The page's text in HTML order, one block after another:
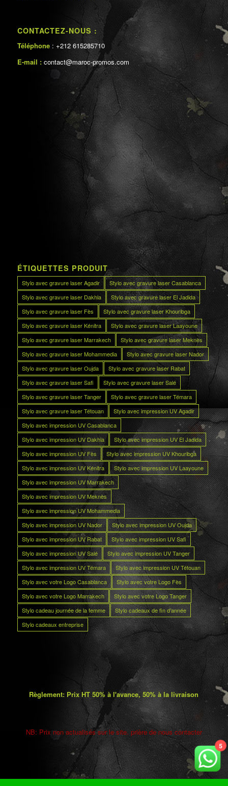
CONTACTEZ-NOUS :
Téléphone : +212 615285710
E-mail : contact@maroc-promos.com
ÉTIQUETTES PRODUIT
Stylo avec gravure laser Agadir
Stylo avec gravure laser Casablanca
Stylo avec gravure laser Dakhla
Stylo avec gravure laser El Jadida
Stylo avec gravure laser Fès
Stylo avec gravure laser Khouribga
Stylo avec gravure laser Kénitra
Stylo avec gravure laser Laayoune
Stylo avec gravure laser Marrakech
Stylo avec gravure laser Meknès
Stylo avec gravure laser Mohammedia
Stylo avec gravure laser Nador
Stylo avec gravure laser Oujda
Stylo avec gravure laser Rabat
Stylo avec gravure laser Safi
Stylo avec gravure laser Salé
Stylo avec gravure laser Tanger
Stylo avec gravure laser Témara
Stylo avec gravure laser Tétouan
Stylo avec impression UV Agadir
Stylo avec impression UV Casablanca
Stylo avec impression UV Dakhla
Stylo avec impression UV El Jadida
Stylo avec impression UV Fès
Stylo avec impression UV Khouribga
Stylo avec impression UV Kénitra
Stylo avec impression UV Laayoune
Stylo avec impression UV Marrakech
Stylo avec impression UV Meknès
Stylo avec impression UV Mohammedia
Stylo avec impression UV Nador
Stylo avec impression UV Oujda
Stylo avec impression UV Rabat
Stylo avec impression UV Safi
Stylo avec impression UV Salé
Stylo avec impression UV Tanger
Stylo avec impression UV Témara
Stylo avec impression UV Tétouan
Stylo avec votre Logo Casablanca
Stylo avec votre Logo Fès
Stylo avec votre Logo Marrakech
Stylo avec votre Logo Tanger
Stylo cadeau journée de la femme
Stylo cadeaux de fin d’année
Stylo cadeaux entreprise
Règlement: Prix HT 50% à l'avance, 50% à la livraison
NB: Prix non actualisés sur le site. prière de nous contacter
5